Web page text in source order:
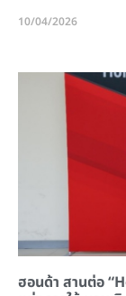
10/04/2026
ฮอนด้า สานต่อ